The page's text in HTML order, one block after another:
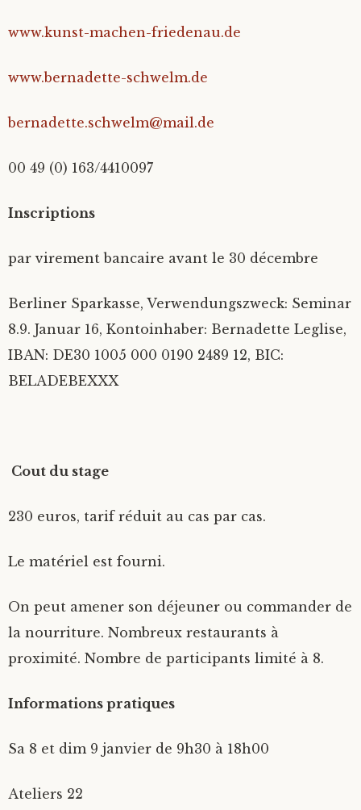
www.kunst-machen-friedenau.de
www.bernadette-schwelm.de
bernadette.schwelm@mail.de
00 49 (0) 163/4410097
Inscriptions
par virement bancaire avant le 30 décembre
Berliner Sparkasse, Verwendungszweck: Seminar
8.9. Januar 16, Kontoinhaber: Bernadette Leglise,
IBAN: DE30 1005 000 0190 2489 12, BIC:
BELADEBEXXX
Cout du stage
230 euros, tarif réduit au cas par cas.
Le matériel est fourni.
On peut amener son déjeuner ou commander de
la nourriture. Nombreux restaurants à
proximité. Nombre de participants limité à 8.
Informations pratiques
Sa 8 et dim 9 janvier de 9h30 à 18h00
Ateliers 22